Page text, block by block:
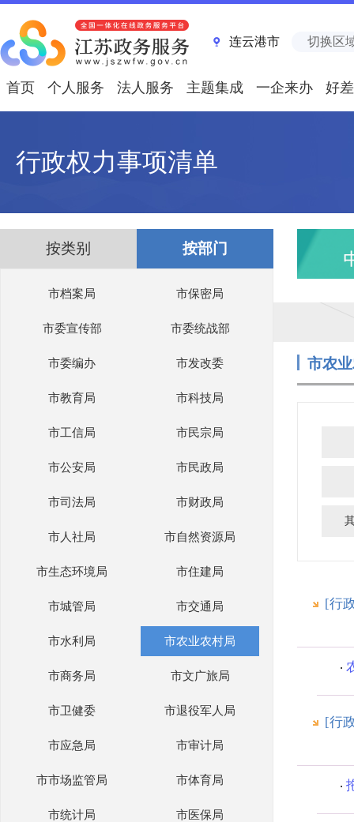
连云港市 切换区
首页 个人服务 法人服务 主题集成 一企来办 好
行政权力事项清单
按类别 按部门
市档案局 市保密局
市委宣传部 市委统战部
市委编办 市发改委
市教育局 市科技局
市工信局 市民宗局
市公安局 市民政局
市司法局 市财政局
市人社局 市自然资源局
市生态环境局 市住建局
市城管局 市交通局
市水利局 市农业农村局
市商务局 市文广旅局
市卫健委 市退役军人局
市应急局 市审计局
市市场监管局 市体育局
市统计局 市医保局
市农
[行
[行